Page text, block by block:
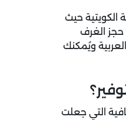
حيث
حتى حجز الغرف
ويُمكنك
التي جعلت